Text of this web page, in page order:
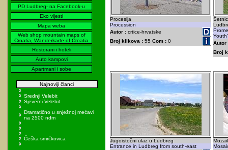
PD Ludbreg- na Facebook-u
Eko vijesti
Mapa weba
Web shop mountain maps of
Croatia, Wanderkarte of Croatia
Restorani i hoteli
Auto kampovi
Apartmani i sobe
Najnoviji članci
Srednji Velebit
Sjeverni Velebit
Dramatično u snježnoj mećavi
na 2500 ndm
Češka smrčkovica
Procesija
Procession
Autor : crtice-hrvatske
Broj klikova : 55 Com : 0
Autor
Broj
Jugoistočni ulaz u Ludbreg
Entrance in Ludbreg from south-east